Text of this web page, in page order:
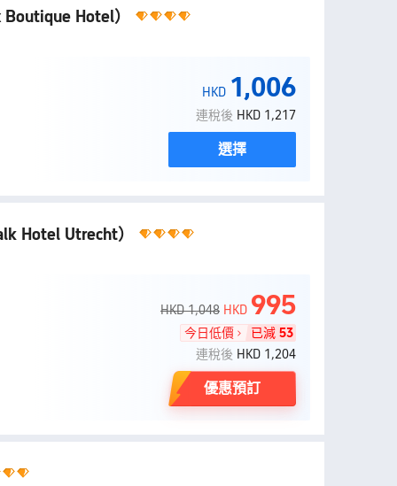
Hotel）
HKD 1,006
連稅後 HKD 1,217
選擇
Hotel Utrecht）
HKD 1,048 HKD 995
今日低價 已減 53
連稅後 HKD 1,204
優惠預訂